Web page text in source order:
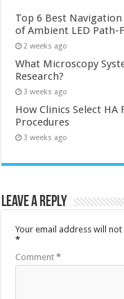
Top 6 Best
of Ambient LED
2 weeks ago
What Microscopy
Research?
3 weeks ago
How Clinics Select
Procedures
3 weeks ago
Leave a Reply
Your email address will
*
Comment*